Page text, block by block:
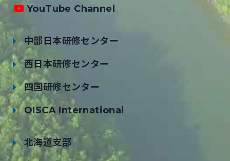
YouTube Channel
中部日本研修センター
西日本研修センター
四国研修センター
OISCA International
北海道支部